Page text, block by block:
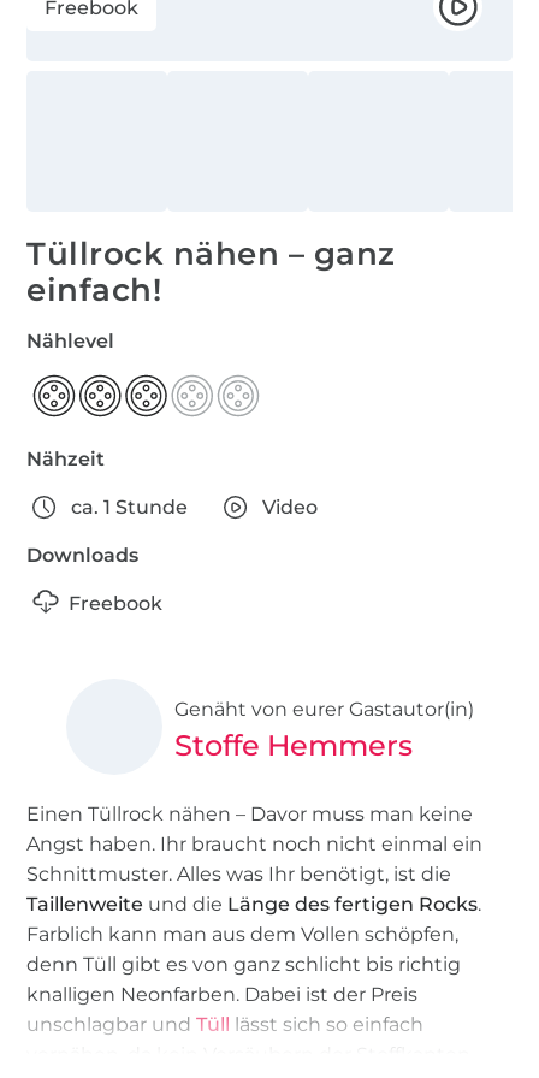
Freebook
Tüllrock nähen – ganz
einfach!
Nählevel
Nähzeit
ca. 1 Stunde Video
Downloads
Freebook
Genäht von eurer Gastautor(in)
Stoffe Hemmers
Einen Tüllrock nähen – Davor muss man keine
Angst haben. Ihr braucht noch nicht einmal ein
Schnittmuster. Alles was Ihr benötigt, ist die
Taillenweite und die Länge des fertigen Rocks.
Farblich kann man aus dem Vollen schöpfen,
denn Tüll gibt es von ganz schlicht bis richtig
knalligen Neonfarben. Dabei ist der Preis
unschlagbar undTüll lässt sich so einfach